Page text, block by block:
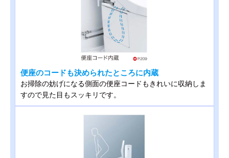
便座のコードも決められたところに内蔵
お掃除の妨げになる側面の便座コードもきれいに収納しま
すので見た目もスッキリです。